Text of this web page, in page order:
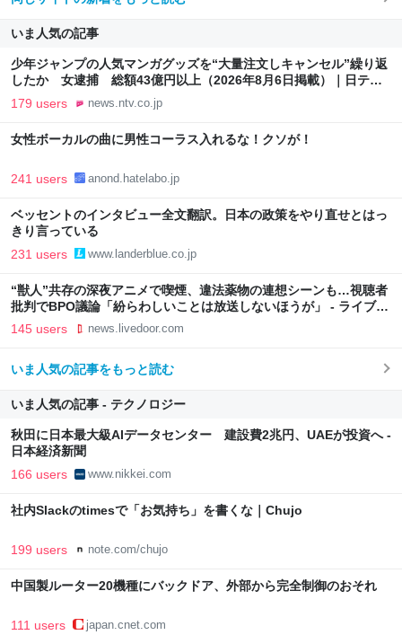
いま人気の記事
少年ジャンプの人気マンガグッズを“大量注文しキャンセル”繰り返
したか 女逮捕 総額43億円以上（2026年8月6日掲載）｜日テレ
NEWS NNN
179 users news.ntv.co.jp
女性ボーカルの曲に男性コーラス入れるな！クソが！
241 users anond.hatelabo.jp
ベッセントのインタビュー全文翻訳。日本の政策をやり直せとはっ
きり言っている
231 users www.landerblue.co.jp
“獣人”共存の深夜アニメで喫煙、違法薬物の連想シーンも…視聴者
批判でBPO議論「紛らわしいことは放送しないほうが」 - ライブド
アニュース
145 users news.livedoor.com
いま人気の記事をもっと読む
いま人気の記事 - テクノロジー
秋田に日本最大級AIデータセンター 建設費2兆円、UAEが投資へ -
日本経済新聞
166 users www.nikkei.com
社内Slackのtimesで「お気持ち」を書くな｜Chujo
199 users note.com/chujo
中国製ルーター20機種にバックドア、外部から完全制御のおそれ
111 users japan.cnet.com